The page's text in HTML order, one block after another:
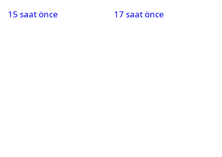
15 saat önce
Başvurular başladı
17 saat önce